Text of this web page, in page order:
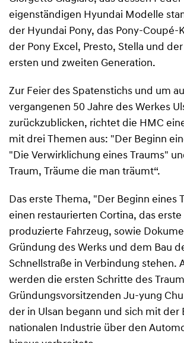
eigenständigen Hyundai Modelle
der Hyundai Pony, das Pony-Coupé-
der Pony Excel, Presto, Stella und
ersten und zweiten Generation.
Zur Feier des Spatenstichs und um
vergangenen 50 Jahre des Werkes
zurückzublicken, richtet die HMC
mit drei Themen aus: "Der Beginn
"Die Verwirklichung eines Traums"
Traum, Träume die man träumt“.
Das erste Thema, "Der Beginn eines
einen restaurierten Cortina, das erste
produzierte Fahrzeug, sowie
Gründung des Werks und dem Bau
Schnellstraße in Verbindung stehen.
werden die ersten Schritte des
Gründungsvorsitzenden Ju-yung
der in Ulsan begann und sich mit der
nationalen Industrie über den